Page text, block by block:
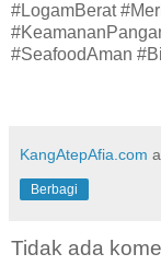
#LogamBerat
#SeafoodAman
KangAtepAfia.com
Berbagi
Tidak ada